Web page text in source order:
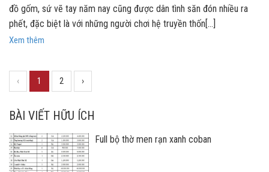
đồ gốm, sứ vẽ tay năm nay cũng được dân tình săn đón nhiều ra
phết, đặc biệt là với những người chơi hệ truyền thốn[...]
Xem thêm
‹ 1 2 ›
BÀI VIẾT HỮU ÍCH
Full bộ thờ men rạn xanh coban